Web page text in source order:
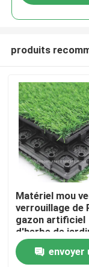
Accueil
produits
Matériel mou
verrouillage de
gazon artificiel
d'herbe de
envoyer